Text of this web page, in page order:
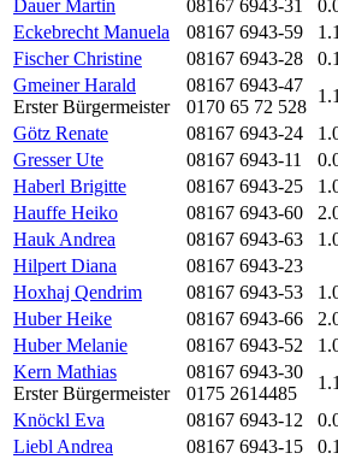
Dauer Martin
08167 6943-31
Eckebrecht Manuela
08167 6943-59
Fischer Christine
08167 6943-28
Gmeiner Harald
Erster Bürgermeister
08167 6943-47
0170 65 72 528
Götz Renate
08167 6943-24
Gresser Ute
08167 6943-11
Haberl Brigitte
08167 6943-25
Hauffe Heiko
08167 6943-60
Hauk Andrea
08167 6943-63
Hilpert Diana
08167 6943-23
Hoxhaj Qendrim
08167 6943-53
Huber Heike
08167 6943-66
Huber Melanie
08167 6943-52
Kern Mathias
Erster Bürgermeister
08167 6943-30
0175 2614485
Knöckl Eva
08167 6943-12
Liebl Andrea
08167 6943-15